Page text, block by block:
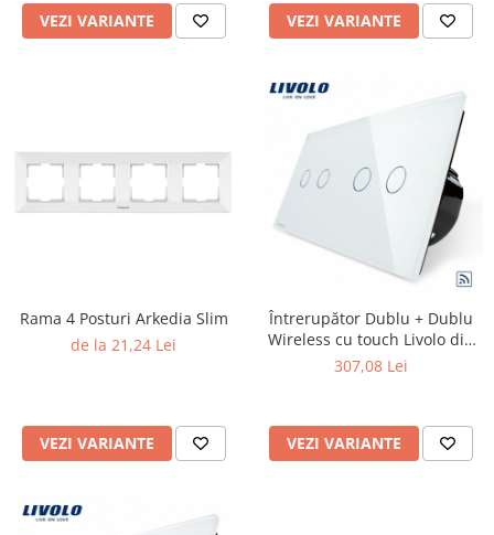
Stalpi de Iluminat
Brate + accesorii
VEZI VARIANTE VEZI VARIANTE
Rama 4 Posturi Arkedia Slim
de la 21,24 Lei
VEZI VARIANTE
Întrerupător Dublu + Dublu
Wireless cu touch Livolo din
sticla
307,08 Lei
VEZI VARIANTE